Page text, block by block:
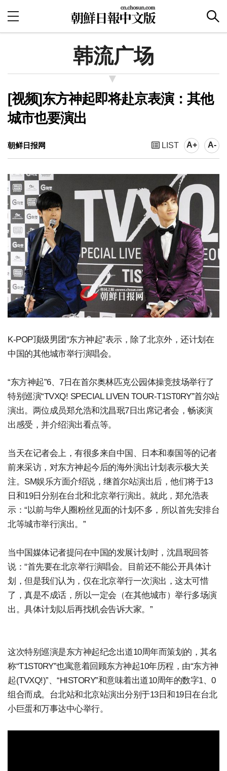
韩流广场
[视频]东方神起即将赴京表演：其他
城市也要演出
朝鲜日报网 LIST A+ A-
K-POP顶级男团“东方神起”表示，除了北京外，还计划在
中国的其他城市举行演唱会。
“东方神起”6、7日在首尔奥林匹克公园体操竞技场举行了
特别巡演“TVXQ! SPECIAL LIVEN TOUR-T1ST0RY”首尔站
演出。两位成员郑允浩和沈昌珉7日出席记者会，畅谈演
出感受，并介绍演出看点等。
当天在记者会上，有很多来自中国、日本和泰国等的记者
前来采访，对东方神起今后的海外演出计划表示极大关
注。SM娱乐方面介绍说，继首尔站演出后，他们将于13
日和19日分别在台北和北京举行演出。就此，郑允浩表
示：“以前与华人圈粉丝见面的计划不多，所以首先安排台
北等城市举行演出。”
当中国媒体记者提问在中国的发展计划时，沈昌珉回答
说：“首先要在北京举行演唱会。目前还不能公开具体计
划，但是我们认为，仅在北京举行一次演出，这太可惜
了，真是不成话，所以一定会（在其他城市）举行多场演
出。具体计划以后再找机会告诉大家。”
这次特别巡演是东方神起纪念出道10周年而策划的，其名
称“T1ST0RY”也寓意着回顾东方神起10年历程，由“东方神
起(TVXQ!)”、“HISTORY”和意味着出道10周年的数字1、0
组合而成。台北站和北京站演出分别于13日和19日在台北
小巨蛋和万事达中心举行。